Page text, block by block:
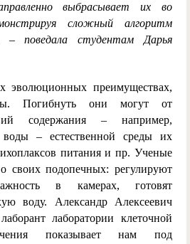
выбрасывает их во
сложный алгоритм
поведала студентам Дарья
эволюционных преимуществах,
Погибнуть они могут от
содержания – например,
воды – естественной среды их
питания и пр. Ученые
о своих подопечных: регулируют
в камерах, готовят
воду. Александр Алексеевич
лаборатории клеточной
показывает нам под